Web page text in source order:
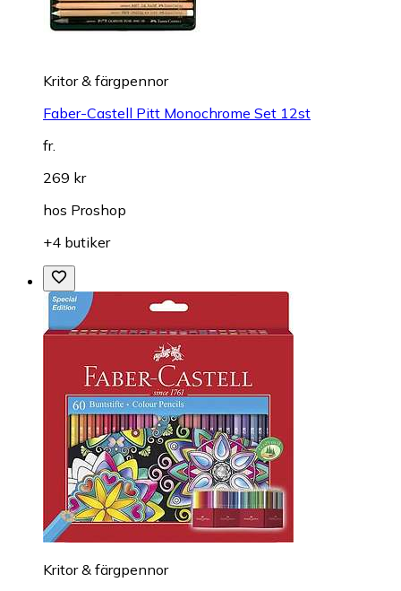
Kritor & färgpennor
Faber-Castell Pitt Monochrome Set 12st
fr.
269 kr
hos Proshop
+4 butiker
Kritor & färgpennor